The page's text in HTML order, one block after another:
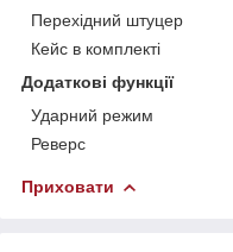
Перехідний штуцер
Кейс в комплекті
Додаткові функції
Ударний режим
Реверс
Приховати